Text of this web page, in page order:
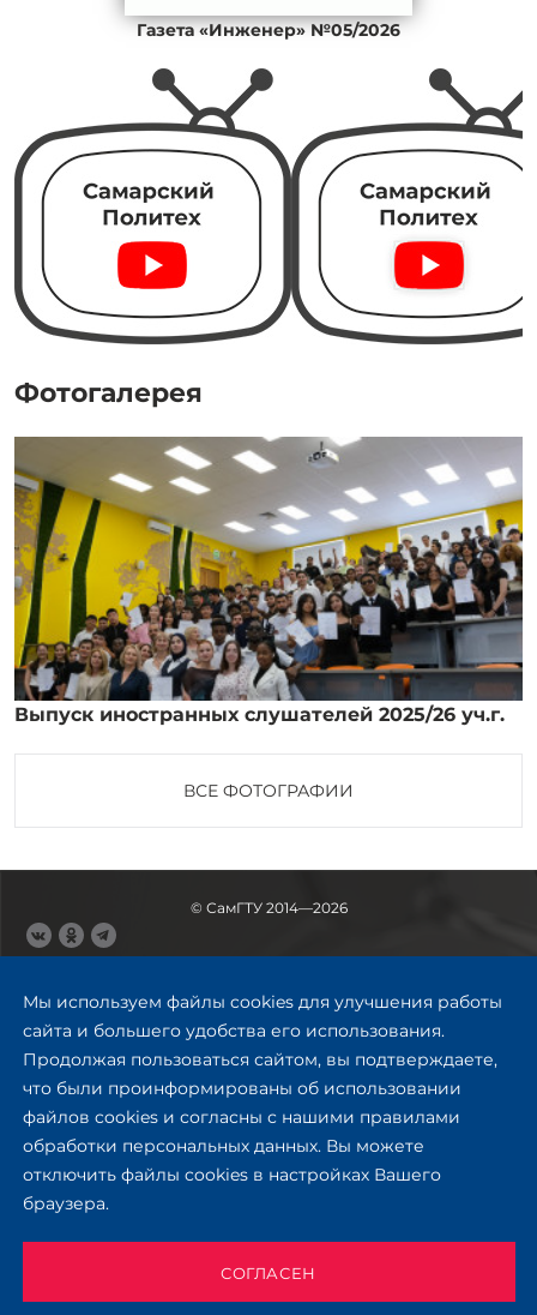
Газета «Инженер» №05/2026
Фотогалерея
Выпуск иностранных слушателей 2025/26 уч.г.
ВСЕ ФОТОГРАФИИ
Мы используем файлы cookies для улучшения работы
сайта и большего удобства его использования.
Продолжая пользоваться сайтом, вы подтверждаете,
что были проинформированы об использовании
файлов cookies и согласны с нашими правилами
обработки персональных данных. Вы можете
отключить файлы cookies в настройках Вашего
браузера.
СОГЛАСЕН
© СамГТУ 2014—2026
443100, Самара
Обратная связь
Приемная комиссия
Приёмная комиссия
Заочное обучение
+ 7 (846) 279-03-58